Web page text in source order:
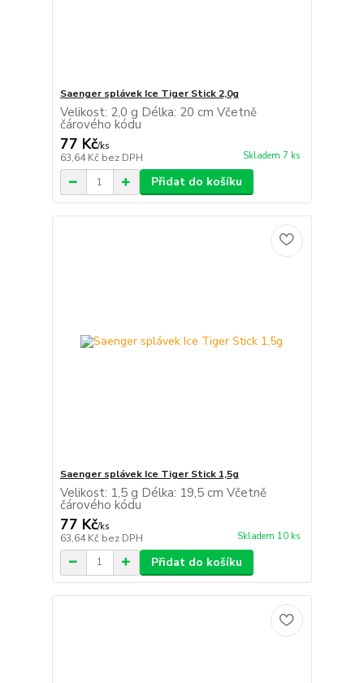
Saenger splávek Ice Tiger Stick 2,0g
Velikost: 2,0 g Délka: 20 cm Včetně
čárového kódu
77 Kč/ks
63,64 Kč bez DPH Skladem 7 ks
Přidat do košíku
Saenger splávek Ice Tiger Stick 1,5g
Velikost: 1,5 g Délka: 19,5 cm Včetně
čárového kódu
77 Kč/ks
63,64 Kč bez DPH Skladem 10 ks
Přidat do košíku